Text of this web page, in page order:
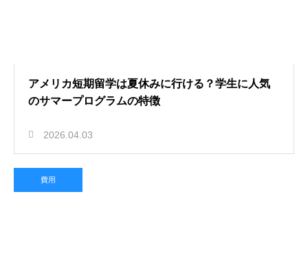
アメリカ短期留学は夏休みに行ける？学生に人気
のサマープログラムの特徴
2026.04.03
費用